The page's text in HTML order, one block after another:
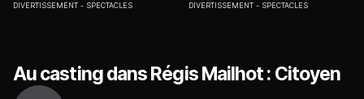
DIVERTISSEMENT SPECTACLES DIVERTISSEMENT SPECTACLES
Au casting dans Régis Mailhot : Citoyen